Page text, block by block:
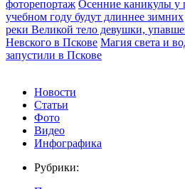
фоторепортаж Осенние каникулы у
учебном году будут длиннее зимних
реки Великой тело девушки,
Невского в Пскове Магия света и
запустили в Пскове
Новости
Статьи
Фото
Видео
Инфографика
Рубрики: